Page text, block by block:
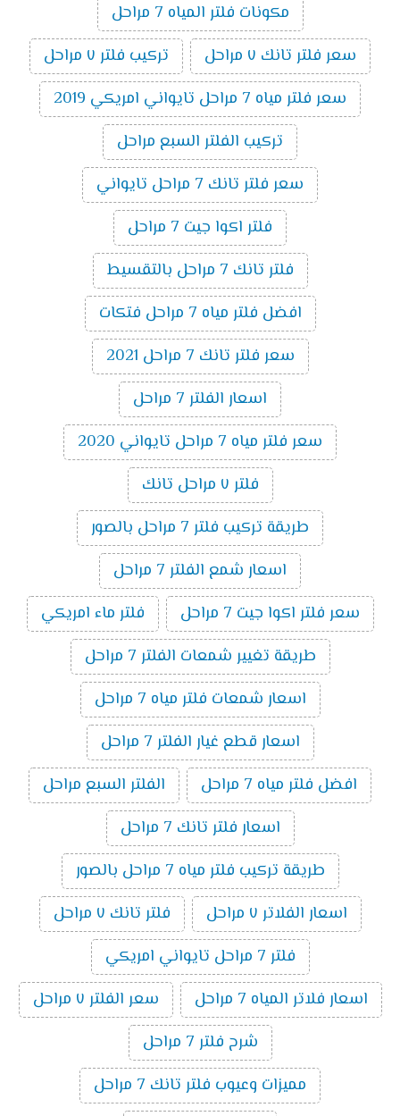
مكونات فلتر المياه 7 مراحل
سعر فلتر تانك ٧ مراحل
تركيب فلتر ٧ مراحل
سعر فلتر مياه 7 مراحل تايواني امريكي 2019
تركيب الفلتر السبع مراحل
سعر فلتر تانك 7 مراحل تايواني
فلتر اكوا جيت 7 مراحل
فلتر تانك 7 مراحل بالتقسيط
افضل فلتر مياه 7 مراحل فتكات
سعر فلتر تانك 7 مراحل 2021
اسعار الفلتر 7 مراحل
سعر فلتر مياه 7 مراحل تايواني 2020
فلتر ٧ مراحل تانك
طريقة تركيب فلتر 7 مراحل بالصور
اسعار شمع الفلتر 7 مراحل
سعر فلتر اكوا جيت 7 مراحل
فلتر ماء امريكي
طريقة تغيير شمعات الفلتر 7 مراحل
اسعار شمعات فلتر مياه 7 مراحل
اسعار قطع غيار الفلتر 7 مراحل
افضل فلتر مياه 7 مراحل
الفلتر السبع مراحل
اسعار فلتر تانك 7 مراحل
طريقة تركيب فلتر مياه 7 مراحل بالصور
اسعار الفلاتر ٧ مراحل
فلتر تانك ٧ مراحل
فلتر 7 مراحل تايواني امريكي
اسعار فلاتر المياه 7 مراحل
سعر الفلتر ٧ مراحل
شرح فلتر 7 مراحل
مميزات وعيوب فلتر تانك 7 مراحل